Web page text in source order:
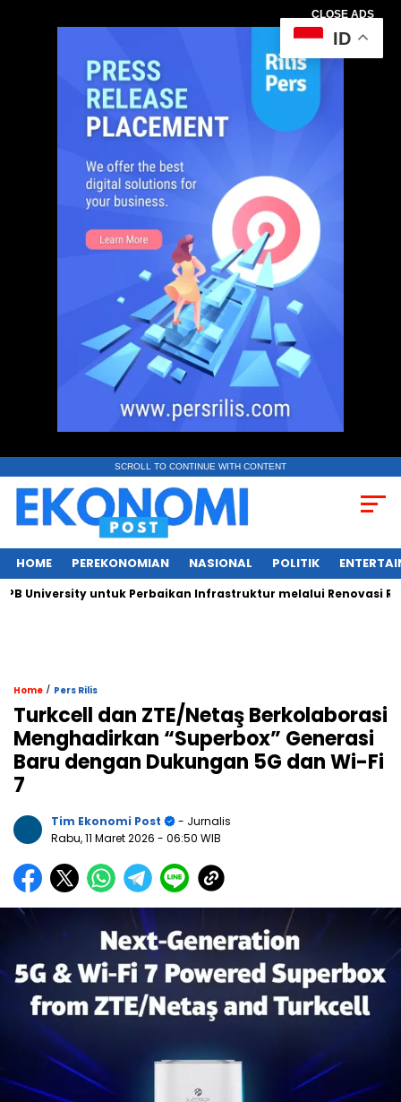
CLOSE ADS
SCROLL TO CONTINUE WITH CONTENT
HOME PEREKONOMIAN NASIONAL POLITIK
untuk Perbaikan Infrastruktur melalui Renovasi Ruang
Home / Pers Rilis
Turkcell dan ZTE/Netaş Berkolaborasi
Menghadirkan “Superbox” Generasi
Baru dengan Dukungan 5G dan Wi-Fi
7
Tim Ekonomi Post
- Jurnalis
Rabu, 11 Maret 2026 - 06:50 WIB
ID